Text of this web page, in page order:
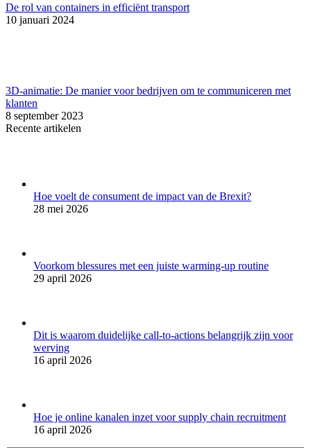
De rol van containers in efficiënt transport
10 januari 2024
3D-animatie: De manier voor bedrijven om te communiceren met
klanten
8 september 2023
Recente artikelen
Hoe voelt de consument de impact van de Brexit?
28 mei 2026
Voorkom blessures met een juiste warming-up routine
29 april 2026
Dit is waarom duidelijke call-to-actions belangrijk zijn voor
werving
16 april 2026
Hoe je online kanalen inzet voor supply chain recruitment
16 april 2026